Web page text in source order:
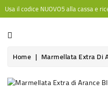
Usa il codice NUOVO5 alla cassa e
CATEGORIA
Home Marmellata Extra Di